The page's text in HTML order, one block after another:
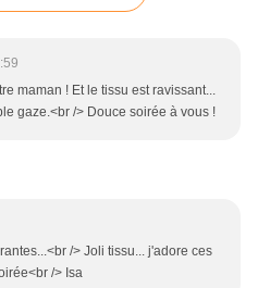
maman ! Et le tissu est ravissant...
gaze.<br /> Douce soirée à vous !
/> Joli tissu... j'adore ces
/> Isa